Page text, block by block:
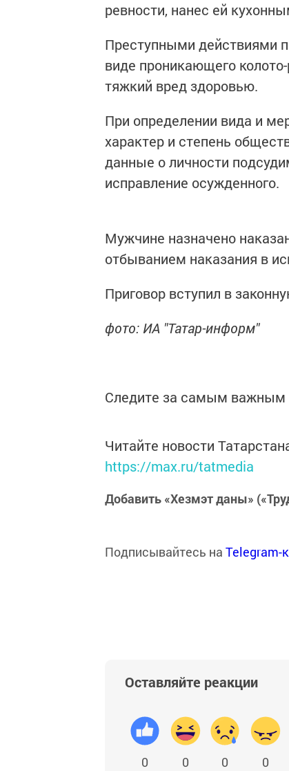
ревности, нанес ей
Преступными действиями
виде проникающего
тяжкий вред здоровью.
При определении вида и
характер и степень
данные о личности
исправление осужденного.
Мужчине назначено
отбыванием наказания в
Приговор вступил в
фото: ИА "Татар-информ"
Следите за самым важным
Читайте новости
https://max.ru/tatmedia
Добавить «Хезмэт даны»
Подписывайтесь на Telegram-
Оставляйте реакции
0 0 0 0